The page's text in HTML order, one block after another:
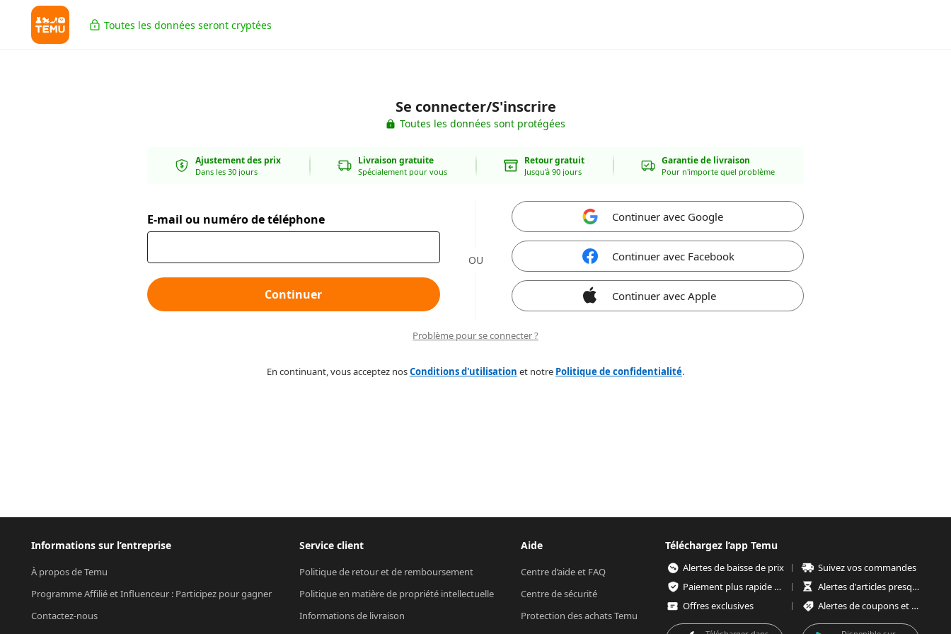
Toutes les données seront cryptées
Se connecter/S'inscrire
Toutes les données sont protégées
Ajustement des prix
Dans les 30 jours
Livraison gratuite
Spécialement pour vous
Retour gratuit
Jusqu'à 90 jours
Garantie de livraison
Pour n'importe quel problème
E-mail ou numéro de téléphone
Continuer
OU
Continuer avec Google
Continuer avec Facebook
Continuer avec Apple
Problème pour se connecter ?
En continuant, vous acceptez nosConditions d'utilisation et notre Politique de confidentialité.
Informations sur l’entreprise
À propos de Temu
Programme Affilié et Influenceur : Participez pour gagner
Contactez-nous
Service client
Politique de retour et de remboursement
Politique en matière de propriété intellectuelle
Informations de livraison
Aide
Centre d’aide et FAQ
Centre de sécurité
Protection des achats Temu
Téléchargez l’app Temu
Alertes de baisse de prix
Suivez vos commandes
Paiement plus rapide et plus sécurisé
Alertes d'articles presque épuisés
Offres exclusives
Alertes de coupons et d'offres